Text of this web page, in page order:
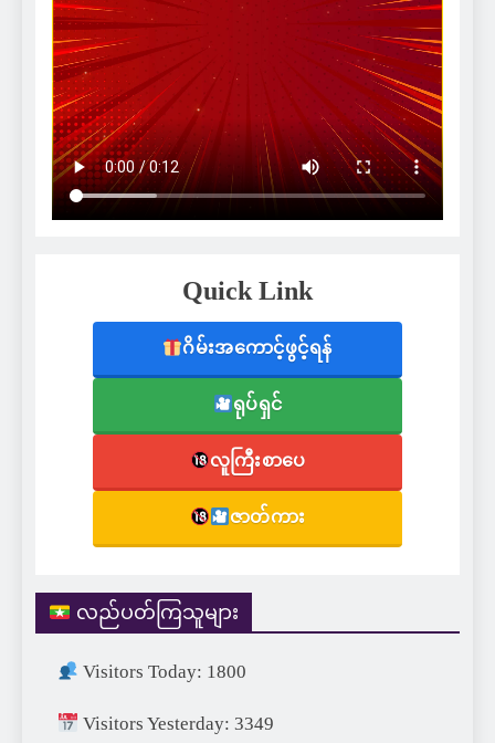
Quick Link
ဂိမ်းအကောင့်ဖွင့်ရန်
ရုပ်ရှင်
လူကြီးစာပေ
ဇာတ်ကား
လည်ပတ်ကြသူများ
Visitors Today: 1800
Visitors Yesterday: 3349